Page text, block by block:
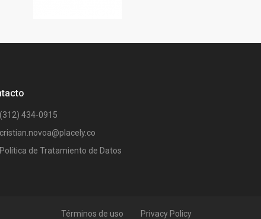
(312) 434-0915
cristian.novoa@placely.co
Política de Tratamiento de Datos
Términos de uso Privacy Policy